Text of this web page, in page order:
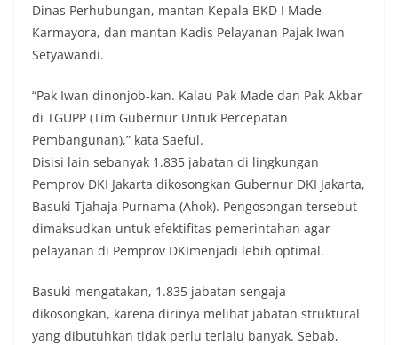
Dinas Perhubungan, mantan Kepala BKD I Made
Karmayora, dan mantan Kadis Pelayanan Pajak Iwan
Setyawandi.
“Pak Iwan dinonjob-kan. Kalau Pak Made dan Pak Akbar
di TGUPP (Tim Gubernur Untuk Percepatan
Pembangunan),” kata Saeful.
Disisi lain sebanyak 1.835 jabatan di lingkungan
Pemprov DKI Jakarta dikosongkan Gubernur DKI Jakarta,
Basuki Tjahaja Purnama (Ahok). Pengosongan tersebut
dimaksudkan untuk efektifitas pemerintahan agar
pelayanan di Pemprov DKImenjadi lebih optimal.
Basuki mengatakan, 1.835 jabatan sengaja
dikosongkan, karena dirinya melihat jabatan struktural
yang dibutuhkan tidak perlu terlalu banyak. Sebab,